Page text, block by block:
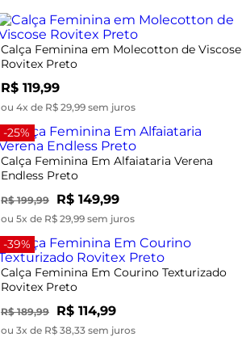
Calça Feminina em Molecotton de Viscose
Rovitex Preto
R$ 119,99
ou 4x de R$ 29,99 sem juros
-25%
Calça Feminina Em Alfaiataria Verena
Endless Preto
R$ 199,99 R$ 149,99
ou 5x de R$ 29,99 sem juros
-39%
Calça Feminina Em Courino Texturizado
Rovitex Preto
R$ 189,99 R$ 114,99
ou 3x de R$ 38,33 sem juros